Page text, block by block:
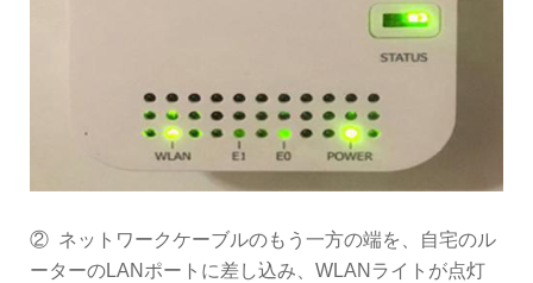
② ネットワークケーブルのもう一方の端を、自宅のル
ーターのLANポートに差し込み、WLANライトが点灯